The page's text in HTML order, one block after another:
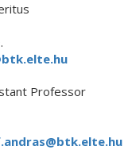
Professor